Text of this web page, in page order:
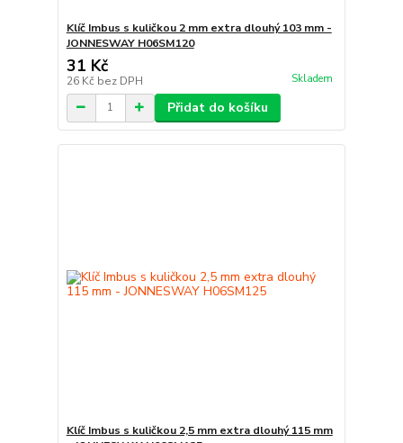
Klíč Imbus s kuličkou 2 mm extra dlouhý 103 mm -
JONNESWAY H06SM120
31 Kč
26 Kč bez DPH Skladem
Přidat do košíku
Klíč Imbus s kuličkou 2,5 mm extra dlouhý 115 mm